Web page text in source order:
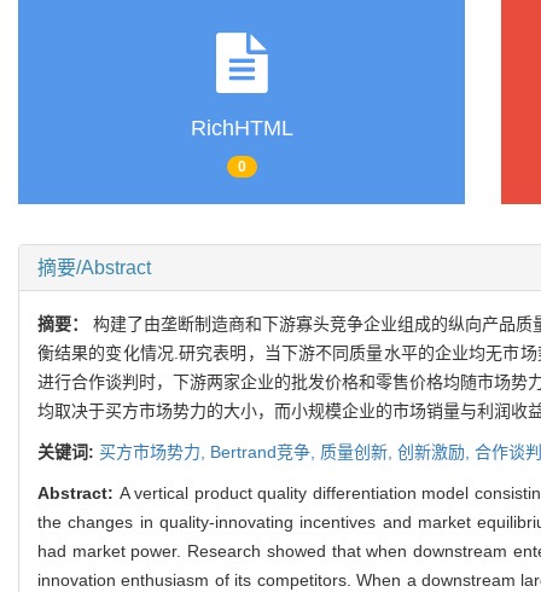
RichHTML
0
摘要/Abstract
摘要： 构建了由垄断制造商和下游寡头竞争企业组成的纵向产品
衡结果的变化情况.研究表明，当下游不同质量水平的企业均无市
进行合作谈判时，下游两家企业的批发价格和零售价格均随市场
均取决于买方市场势力的大小，而小规模企业的市场销量与利润收
关键词: 买方市场势力, Bertrand竞争, 质量创新, 创新激励, 合作谈判
Abstract: A vertical product quality differentiation model
the changes in quality-innovating incentives and market
had market power. Research showed that when downstream
innovation enthusiasm of its competitors. When a downstream